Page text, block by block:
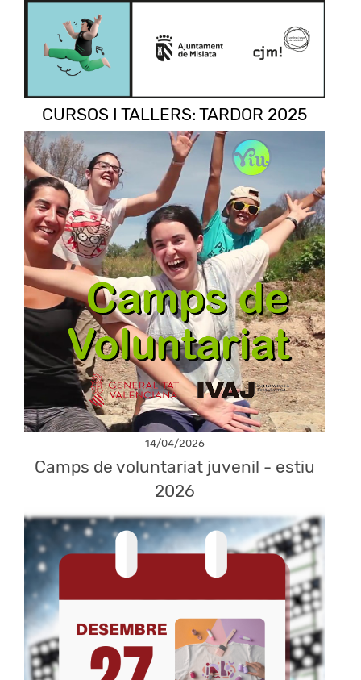
CURSOS I TALLERS: TARDOR 2025
14/04/2026
Camps de voluntariat juvenil - estiu
2026